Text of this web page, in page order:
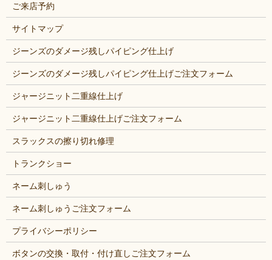
ご来店予約
サイトマップ
ジーンズのダメージ残しパイピング仕上げ
ジーンズのダメージ残しパイピング仕上げご注文フォーム
ジャージニット二重線仕上げ
ジャージニット二重線仕上げご注文フォーム
スラックスの擦り切れ修理
トランクショー
ネーム刺しゅう
ネーム刺しゅうご注文フォーム
プライバシーポリシー
ボタンの交換・取付・付け直しご注文フォーム